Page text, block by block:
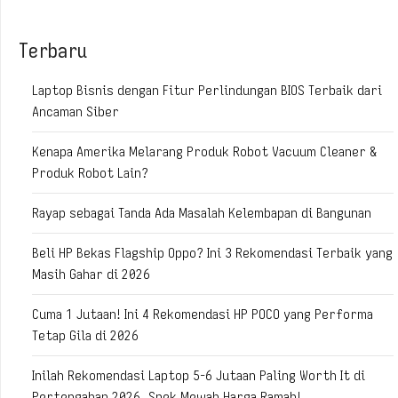
Terbaru
Laptop Bisnis dengan Fitur Perlindungan BIOS Terbaik dari
Ancaman Siber
Kenapa Amerika Melarang Produk Robot Vacuum Cleaner &
Produk Robot Lain?
Rayap sebagai Tanda Ada Masalah Kelembapan di Bangunan
Beli HP Bekas Flagship Oppo? Ini 3 Rekomendasi Terbaik yang
Masih Gahar di 2026
Cuma 1 Jutaan! Ini 4 Rekomendasi HP POCO yang Performa
Tetap Gila di 2026
Inilah Rekomendasi Laptop 5-6 Jutaan Paling Worth It di